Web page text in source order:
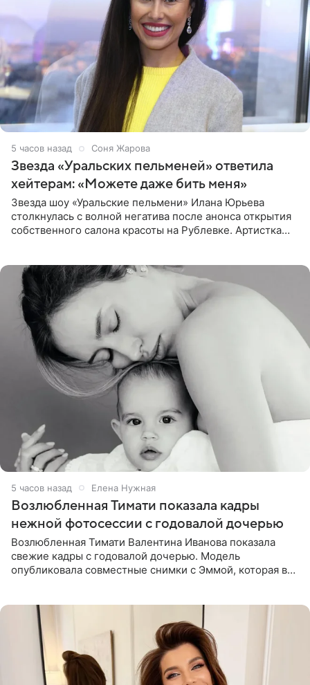
5 часов назад Соня Жарова
Звезда «Уральских пельменей» ответила
хейтерам: «Можете даже бить меня»
Звезда шоу «Уральские пельмени» Илана Юрьева
столкнулась с волной негатива после анонса открытия
собственного салона красоты на Рублевке. Артистка
5 часов назад Елена Нужная
Возлюбленная Тимати показала кадры
нежной фотосессии с годовалой дочерью
Возлюбленная Тимати Валентина Иванова показала
свежие кадры с годовалой дочерью. Модель
опубликовала совместные снимки с Эммой, которая в